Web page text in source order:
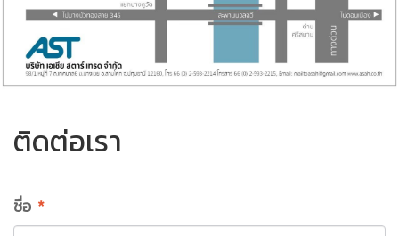
ติดต่อเรา
ชื่อ *